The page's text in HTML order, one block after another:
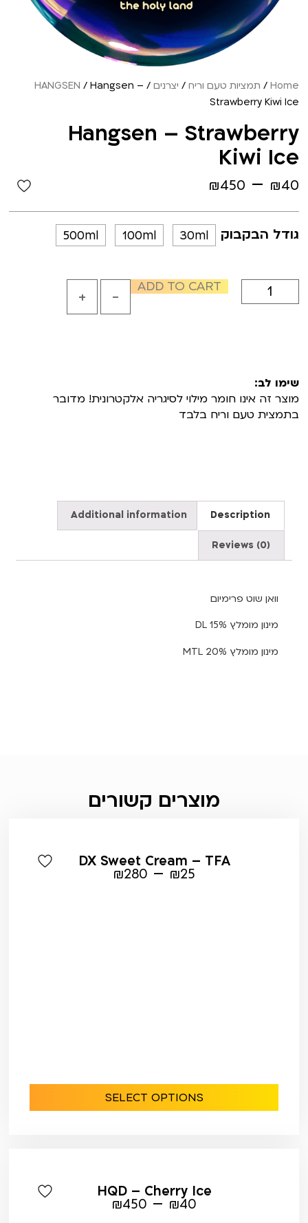
Home
/ תמציות טעם וריח / יצרנים /
HANGSEN / Hangsen –
Strawberry Kiwi Ice
Hangsen – Strawberry
Kiwi Ice
₪40
–
₪450
גודל הבקבוק 30ml
100ml
500ml
-
+ ADD TO CART
שימו לב:
מוצר זה אינו חומר מילוי לסיגריה אלקטרונית! מדובר
בתמצית טעם וריח בלבד
Description
Additional information
Reviews (0)
וואן שוט פרימיום
מינון מומלץ DL 15%
מינון מומלץ MTL 20%
מוצרים קשורים
DX Sweet Cream – TFA
₪25
–
₪280
SELECT OPTIONS
HQD – Cherry Ice
₪40
–
₪450